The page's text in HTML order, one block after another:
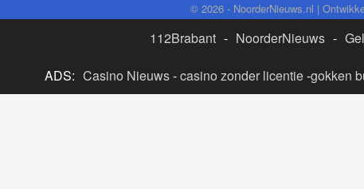
© 2026 - NoorderNieuws.nl |
112Brabant - NoorderNieuws -
ADS: Casino Nieuws-casino zonder licentie-gokken